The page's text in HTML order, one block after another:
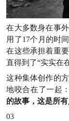
在大多数身在事
用了17个月的时
在这些承担着重
直得到了“实实在
这种集体创作的
地咬合在了一起：
的故事，这是所
03